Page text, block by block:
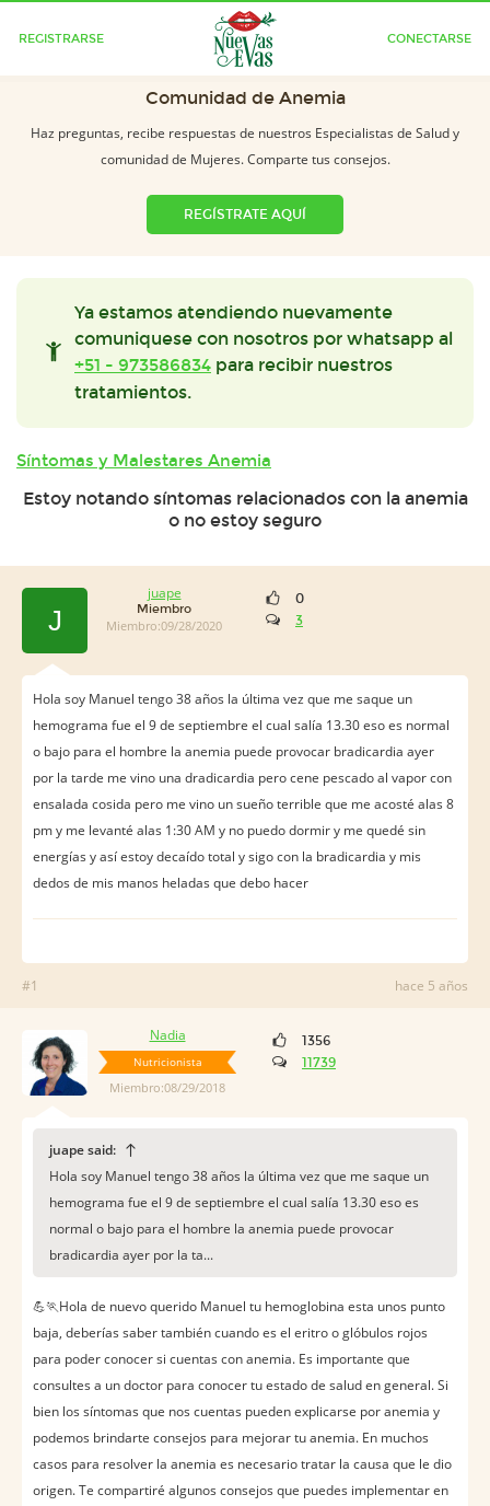
REGISTRARSE CONECTARSE
Comunidad de Anemia
Haz preguntas, recibe respuestas de nuestros Especialistas de Salud y
comunidad de Mujeres. Comparte tus consejos.
REGÍSTRATE AQUÍ
Ya estamos atendiendo nuevamente
comuniquese con nosotros por whatsapp al
+51 - 973586834 para recibir nuestros
tratamientos.
Síntomas y Malestares Anemia
Estoy notando síntomas relacionados con la anemia
o no estoy seguro
J
juape
Miembro
Miembro:09/28/2020
0
3
Hola soy Manuel tengo 38 años la última vez que me saque un
hemograma fue el 9 de septiembre el cual salía 13.30 eso es normal
o bajo para el hombre la anemia puede provocar bradicardia ayer
por la tarde me vino una dradicardia pero cene pescado al vapor con
ensalada cosida pero me vino un sueño terrible que me acosté alas 8
pm y me levanté alas 1:30 AM y no puedo dormir y me quedé sin
energías y así estoy decaído total y sigo con la bradicardia y mis
dedos de mis manos heladas que debo hacer
#1 hace 5 años
Nadia
Nutricionista
Miembro:08/29/2018
1356
11739
juape said:
Hola soy Manuel tengo 38 años la última vez que me saque un
hemograma fue el 9 de septiembre el cual salía 13.30 eso es
normal o bajo para el hombre la anemia puede provocar
bradicardia ayer por la ta...
💪🏃Hola de nuevo querido Manuel tu hemoglobina esta unos punto
baja, deberías saber también cuando es el eritro o glóbulos rojos
para poder conocer si cuentas con anemia. Es importante que
consultes a un doctor para conocer tu estado de salud en general. Si
bien los síntomas que nos cuentas pueden explicarse por anemia y
podemos brindarte consejos para mejorar tu anemia. En muchos
casos para resolver la anemia es necesario tratar la causa que le dio
origen. Te compartiré algunos consejos que puedes implementar en